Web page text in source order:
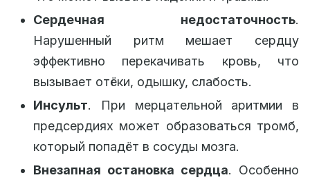
Сердечная недостаточность.
Нарушенный ритм мешает сердцу
эффективно перекачивать кровь, что
вызывает отёки, одышку, слабость.
Инсульт. При мерцательной аритмии в
предсердиях может образоваться тромб,
который попадёт в сосуды мозга.
Внезапная остановка сердца. Особенно